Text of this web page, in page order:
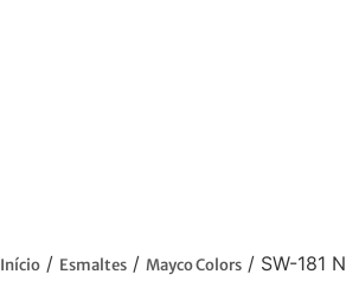
Início / Esmaltes / Mayco Colors / SW-181